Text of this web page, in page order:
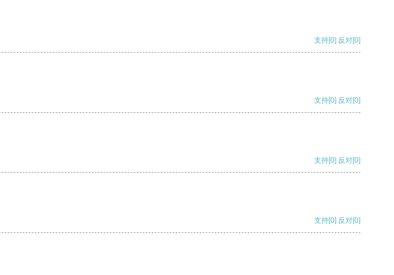
支持[0] 反对[0]
支持[0] 反对[0]
支持[0] 反对[0]
支持[0] 反对[0]